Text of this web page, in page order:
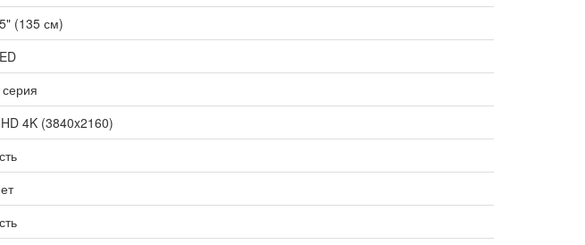
(135 см)
4K (3840x2160)